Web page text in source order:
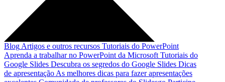
Blog Artigos e outros recursos Tutoriais do PowerPoint
Aprenda a trabalhar no PowerPoint da Microsoft Tutoriais do
Google Slides Descubra os segredos do Google Slides Dicas
de apresentação As melhores dicas para fazer apresentações